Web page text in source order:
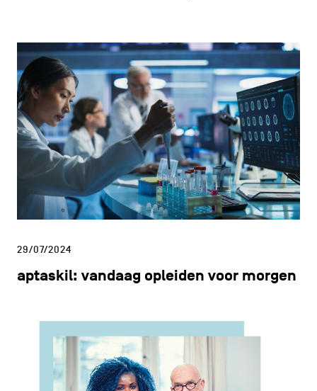
29/07/2024
aptaskil: vandaag opleiden voor morgen